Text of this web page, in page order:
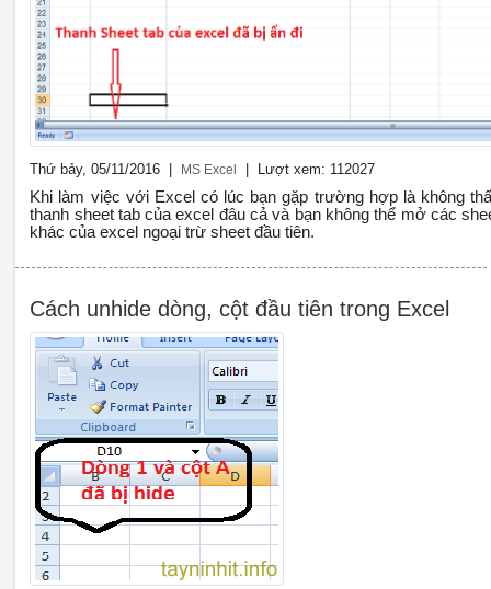
Thứ bảy, 05/11/2016 | MS Excel | Lượt xem: 112027
Khi làm việc với Excel có lúc bạn gặp trường hợp là không
thanh sheet tab của excel đâu cả và bạn không thể mở các
khác của excel ngoại trừ sheet đầu tiên.
Cách unhide dòng, cột đầu tiên trong Excel